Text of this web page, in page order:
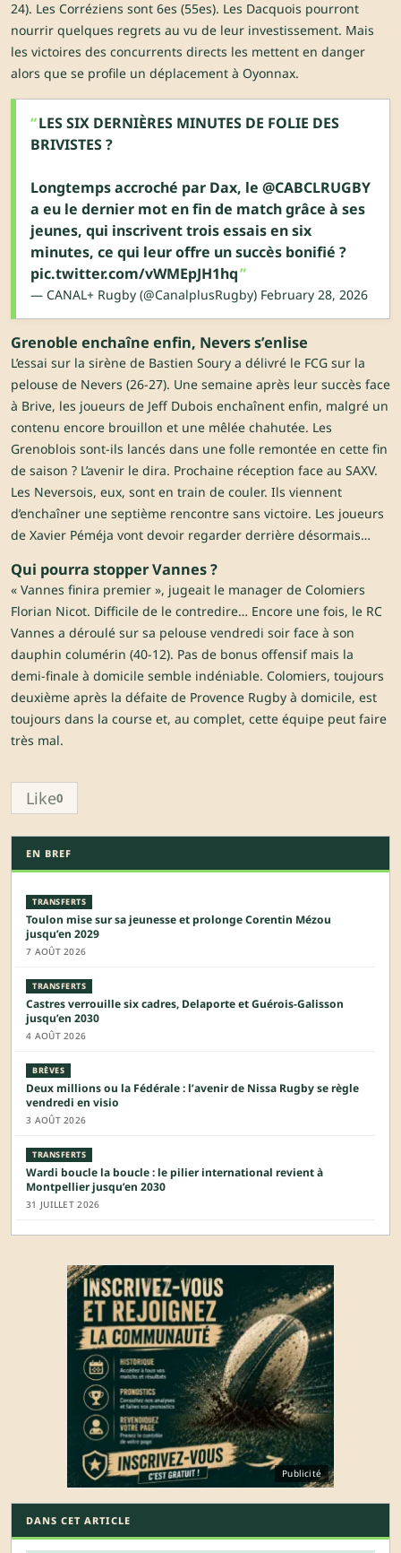
24). Les Corréziens sont 6es (55es). Les Dacquois pourront
nourrir quelques regrets au vu de leur investissement. Mais
les victoires des concurrents directs les mettent en danger
alors que se profile un déplacement à Oyonnax.
LES SIX DERNIÈRES MINUTES DE FOLIE DES
BRIVISTES ?
Longtemps accroché par Dax, le @CABCLRUGBY
a eu le dernier mot en fin de match grâce à ses
jeunes, qui inscrivent trois essais en six
minutes, ce qui leur offre un succès bonifié ?
pic.twitter.com/vWMEpJH1hq
— CANAL+ Rugby (@CanalplusRugby) February 28, 2026
Grenoble enchaîne enfin, Nevers s’enlise
L’essai sur la sirène de Bastien Soury a délivré le FCG sur la
pelouse de Nevers (26-27). Une semaine après leur succès face
à Brive, les joueurs de Jeff Dubois enchaînent enfin, malgré un
contenu encore brouillon et une mêlée chahutée. Les
Grenoblois sont-ils lancés dans une folle remontée en cette fin
de saison ? L’avenir le dira. Prochaine réception face au SAXV.
Les Neversois, eux, sont en train de couler. Ils viennent
d’enchaîner une septième rencontre sans victoire. Les joueurs
de Xavier Péméja vont devoir regarder derrière désormais…
Qui pourra stopper Vannes ?
« Vannes finira premier », jugeait le manager de Colomiers
Florian Nicot. Difficile de le contredire… Encore une fois, le RC
Vannes a déroulé sur sa pelouse vendredi soir face à son
dauphin columérin (40-12). Pas de bonus offensif mais la
demi-finale à domicile semble indéniable. Colomiers, toujours
deuxième après la défaite de Provence Rugby à domicile, est
toujours dans la course et, au complet, cette équipe peut faire
très mal.
Like0
EN BREF
TRANSFERTS
Toulon mise sur sa jeunesse et prolonge Corentin Mézou
jusqu’en 2029
7 AOÛT 2026
TRANSFERTS
Castres verrouille six cadres, Delaporte et Guérois-Galisson
jusqu’en 2030
4 AOÛT 2026
BRÈVES
Deux millions ou la Fédérale : l’avenir de Nissa Rugby se règle
vendredi en visio
3 AOÛT 2026
TRANSFERTS
Wardi boucle la boucle : le pilier international revient à
Montpellier jusqu’en 2030
31 JUILLET 2026
Publicité
DANS CET ARTICLE